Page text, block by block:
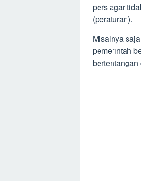
pers agar
(peraturan).
Misalnya
pemerintah
bertentangan